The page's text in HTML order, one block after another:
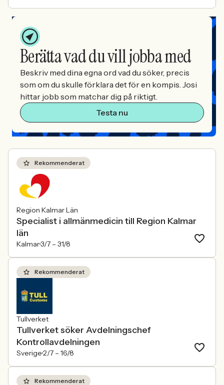
Berätta vad du vill jobba med
Beskriv med dina egna ord vad du söker, precis
som om du skulle förklara det för en kompis. Josi
hittar jobb som matchar dig på riktigt.
Testa nu
Rekommenderat
Region Kalmar Län
Specialist i allmänmedicin till Region Kalmar
län
Kalmar3/7 – 31/8
Rekommenderat
Tullverket
Tullverket söker Avdelningschef
Kontrollavdelningen
Sverige2/7 – 16/8
Rekommenderat